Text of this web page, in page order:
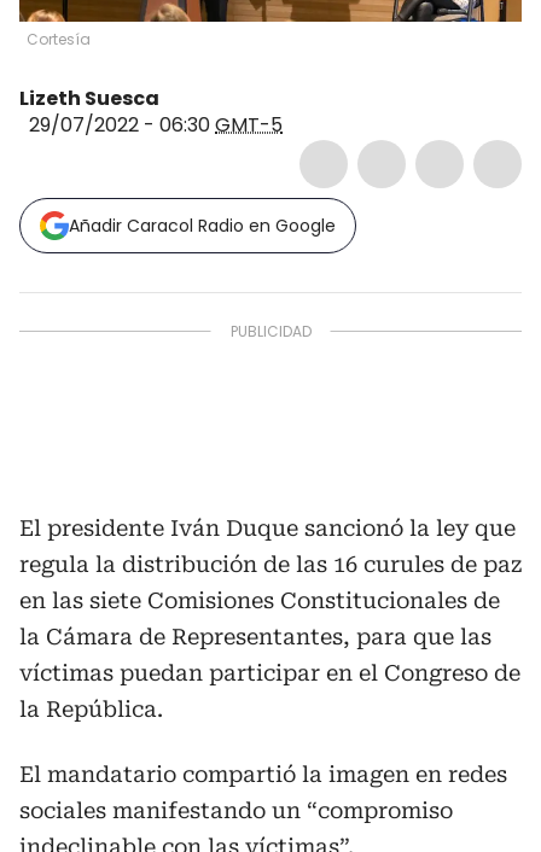
Cortesía
Lizeth Suesca
29/07/2022 - 06:30GMT-5
Añadir Caracol Radio en Google
El presidente Iván Duque sancionó la ley que
regula la distribución de las 16 curules de paz
en las siete Comisiones Constitucionales de
la Cámara de Representantes, para que las
víctimas puedan participar en el Congreso de
la República.
El mandatario compartió la imagen en redes
sociales manifestando un “compromiso
indeclinable con las víctimas”.